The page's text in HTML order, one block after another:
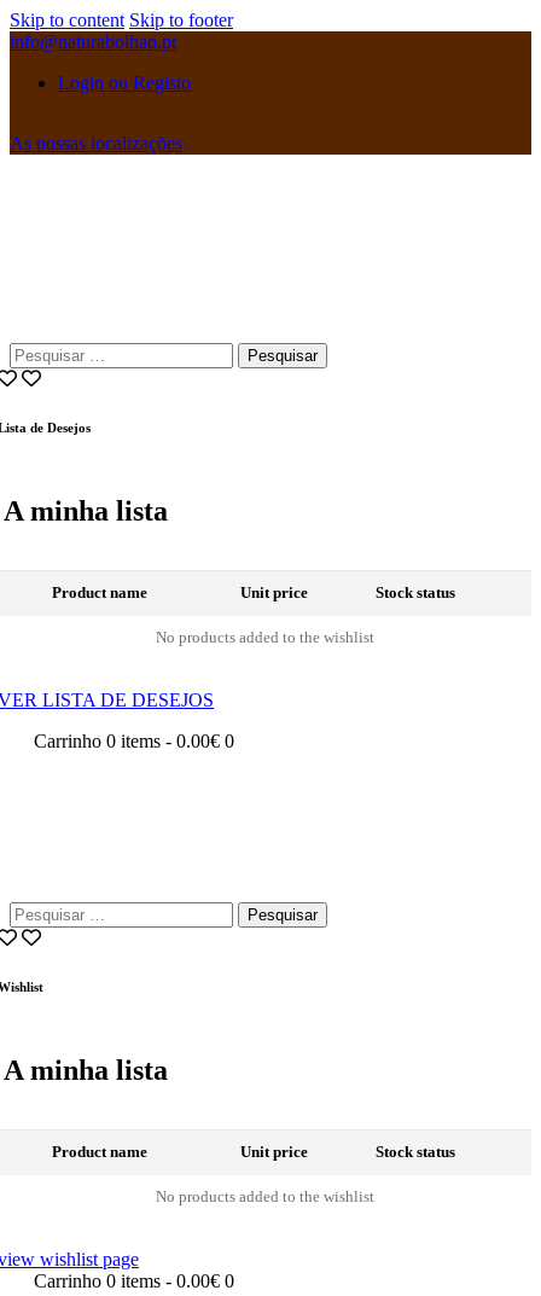
Skip to content Skip to footer
info@naturabolhao.pt
Login ou Registo
As nossas localizações
Pesquisar
por:
de Desejos
A minha lista
Product name Unit price Stock status
No products added to the wishlist
LISTA DE DESEJOS
Carrinho 0 items - 0.00€ 0
Pesquisar
por:
A minha lista
Product name Unit price Stock status
No products added to the wishlist
wishlist page
Carrinho 0 items - 0.00€ 0